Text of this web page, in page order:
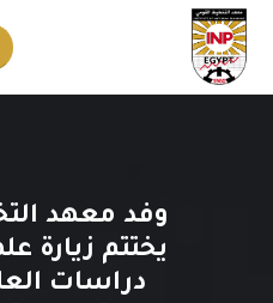
وفد معهد
يختتم زيارة
دراسات